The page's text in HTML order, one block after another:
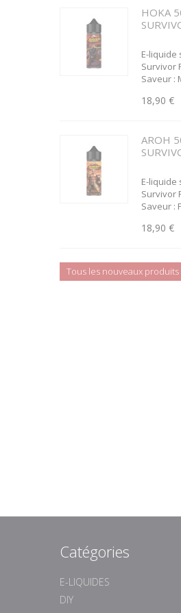
HOKA
E-liquide
Survivor
Saveur :
18,90 €
AROH
E-liquide
Survivor
Saveur :
18,90 €
Tous les nouveaux produits
Catégories
E-LIQUIDES
DIY